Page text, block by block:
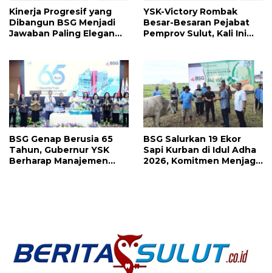
Kinerja Progresif yang
Dibangun BSG Menjadi
Jawaban Paling Elegan
YSK-Victory Rombak
Besar-Besaran Pejabat
Pemprov Sulut, Kali Ini
BSG Genap Berusia 65
Tahun, Gubernur YSK
Berharap Manajemen
BSG Salurkan 19 Ekor
Sapi Kurban di Idul Adha
2026, Komitmen Menjaga